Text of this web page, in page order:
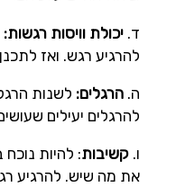
ד. יכולת וויסות רגשות:
להרגיע רגש. ואז
ה. הרגלים: לשנות
להרגלים יעילים
ו. קשיבות: להיות
את מה שיש. להרגיע